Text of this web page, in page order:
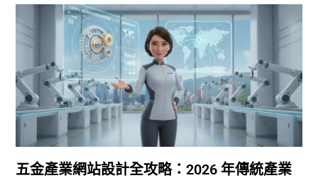
五金產業網站設計全攻略：2026 年傳統產業